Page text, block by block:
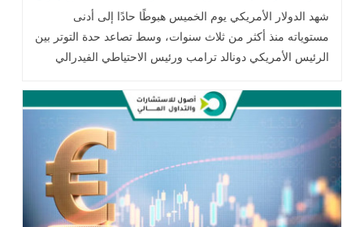
شهد الدولار الأمريكي يوم الخميس هبوطًا حادًا إلى أدنى
مستوياته منذ أكثر من ثلاث سنوات، وسط تصاعد حدة التوتر بين
الرئيس الأمريكي دونالد ترامب ورئيس الاحتياطي الفيدرالي